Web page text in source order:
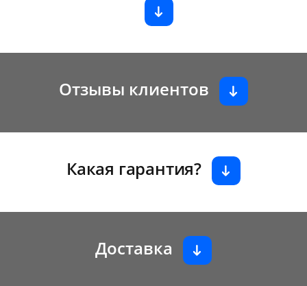
Отзывы клиентов
Какая гарантия?
Доставка